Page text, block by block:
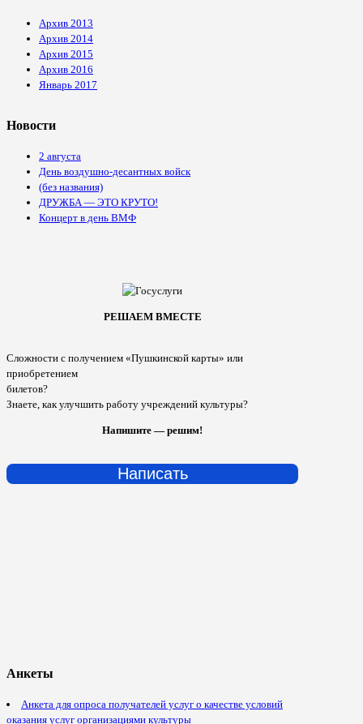
Архив 2013
Архив 2014
Архив 2015
Архив 2016
Январь 2017
Новости
2 августа
День воздушно-десантных войск
(без названия)
ДРУЖБА — ЭТО КРУТО!
Концерт в день ВМФ
РЕШАЕМ ВМЕСТЕ
Сложности с получением «Пушкинской карты» или
приобретением
билетов?
Знаете, как улучшить работу учреждений культуры?
Напишите — решим!
Написать
Анкеты
Анкета для опроса получателей услуг о качестве условий
оказания услуг организациями культуры